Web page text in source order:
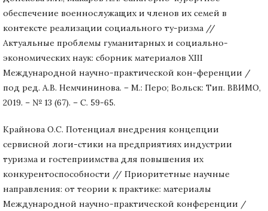
обеспечение военнослужащих и членов их семей в
контексте реализации социального ту-ризма //
Актуальные проблемы гуманитарных и социально-
экономических наук: сборник материалов XIΙI
Международной научно-практической кон-ференции /
под ред. А.В. Немчининова. – М.: Перо; Вольск: Тип. ВВИМО,
2019. – № 13 (67). – С. 59-65.
Крайнова О.С. Потенциал внедрения концепции
сервисной логи-стики на предприятиях индустрии
туризма и гостеприимства для повышения их
конкурентоспособности // Приоритетные научные
направления: от теории к практике: материалы
Международной научно-практической конференции /